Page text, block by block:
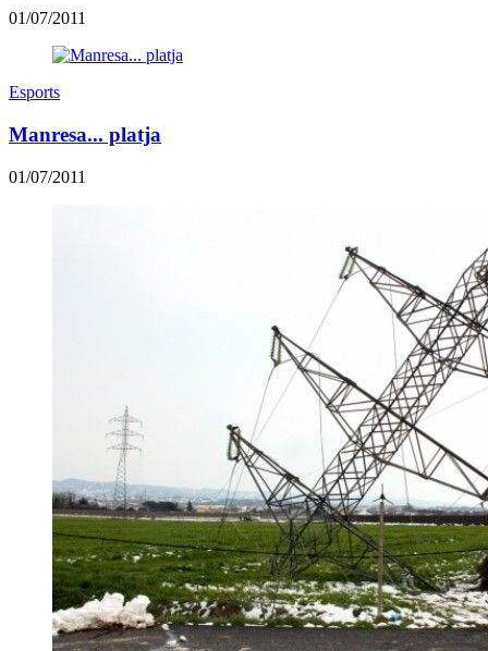
01/07/2011
Esports
Manresa... platja
01/07/2011